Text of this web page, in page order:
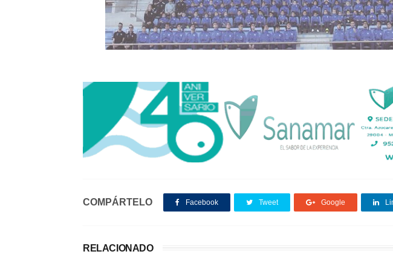
COMPÁRTELO Facebook Tweet Google
RELACIONADO